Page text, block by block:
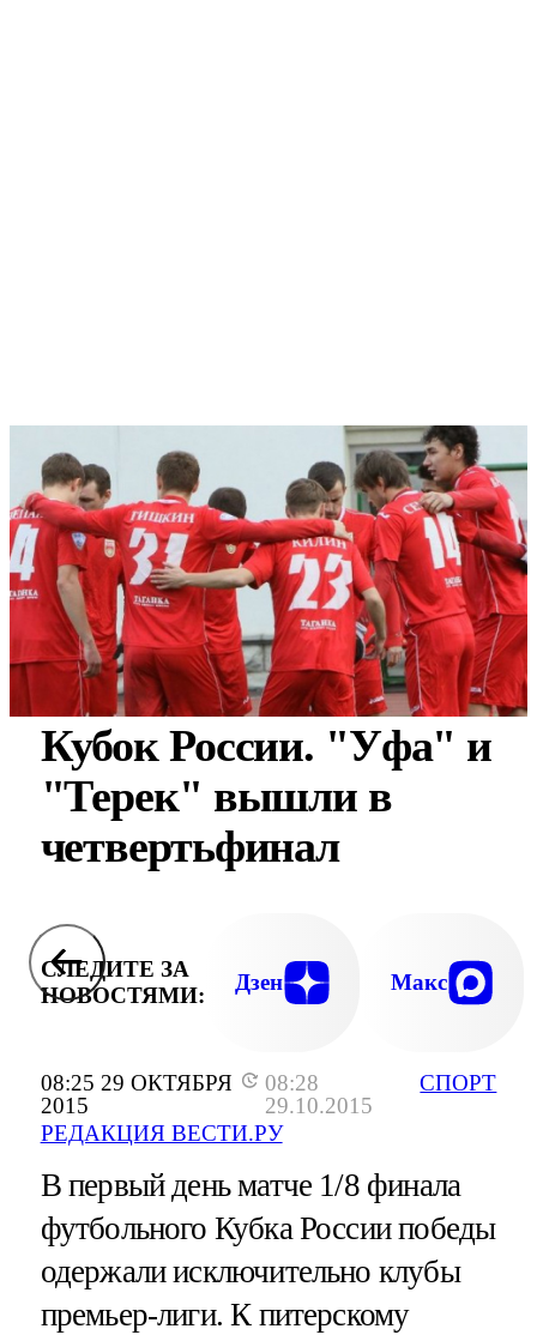
08:25 29 ОКТЯБРЯ
2015
08:28
29.10.2015
РЕДАКЦИЯ ВЕСТИ.РУ
СПОРТ
Кубок России. "Уфа" и
"Терек" вышли в
четвертьфинал
СЛЕДИТЕ ЗА
НОВОСТЯМИ:
Дзен Макс
В первый день матче 1/8 финала
футбольного Кубка России победы
одержали исключительно клубы
премьер-лиги. К питерскому